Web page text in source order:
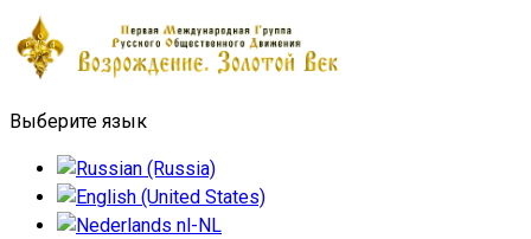
Выберите язык